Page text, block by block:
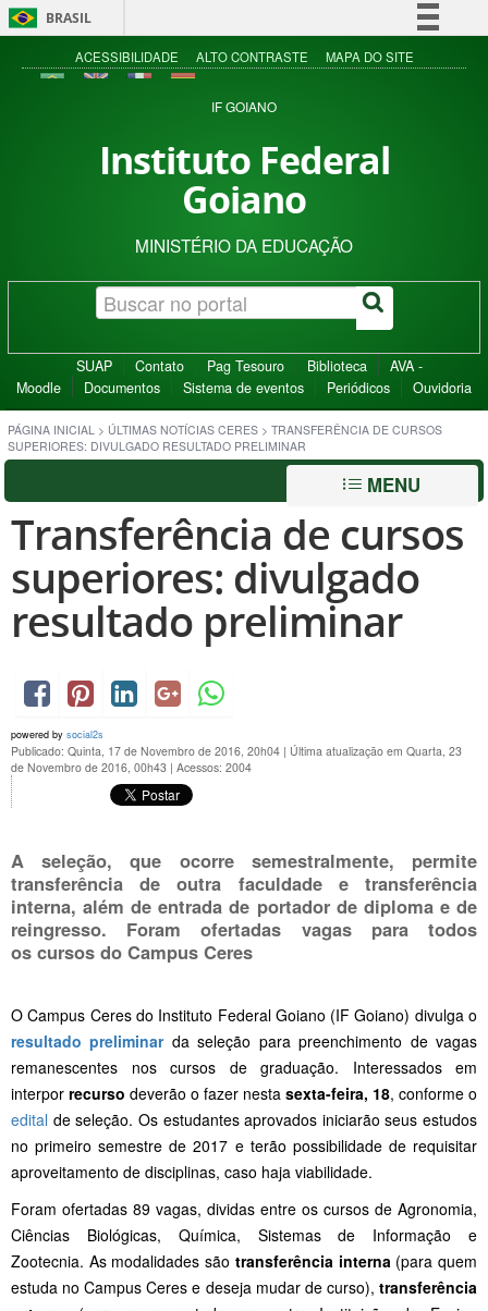
BRASIL
Simplifique!
Acesso à informação
ACESSIBILIDADE ALTO CONTRASTE MAPA DO SITE
IF GOIANO
Instituto Federal
Goiano
MINISTÉRIO DA EDUCAÇÃO
SUAP Contato Pag Tesouro Biblioteca
AVA -
Moodle
Documentos Sistema de eventos Periódicos Ouvidoria
PÁGINA INICIAL > ÚLTIMAS NOTÍCIAS CERES > TRANSFERÊNCIA DE CURSOS
SUPERIORES: DIVULGADO RESULTADO PRELIMINAR
MENU
Transferência de cursos
superiores: divulgado
resultado preliminar
powered by social2s
Publicado: Quinta, 17 de Novembro de 2016, 20h04 | Última atualização em Quarta, 23
de Novembro de 2016, 00h43 | Acessos: 2004
A seleção, que ocorre semestralmente, permite
transferência de outra faculdade e transferência
interna, além de entrada de portador de diploma e de
reingresso. Foram ofertadas vagas para todos
os cursos do Campus Ceres
O Campus Ceres do Instituto Federal Goiano (IF Goiano) divulga o
resultado preliminarda seleção para preenchimento de vagas
remanescentes nos cursos de graduação. Interessados em
interpor recurso deverão o fazer nesta sexta-feira, 18, conforme o
edital de seleção. Os estudantes aprovados iniciarão seus estudos
no primeiro semestre de 2017 e terão possibilidade de requisitar
aproveitamento de disciplinas, caso haja viabilidade.
Foram ofertadas 89 vagas, dividas entre os cursos de Agronomia,
Ciências Biológicas, Química, Sistemas de Informação e
Zootecnia. As modalidades são transferência interna (para quem
estuda no Campus Ceres e deseja mudar de curso), transferência